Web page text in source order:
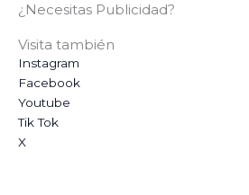
¿Necesitas Publicidad?
Visita también
Instagram
Facebook
Youtube
Tik Tok
X